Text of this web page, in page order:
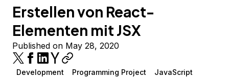
Erstellen von React-
Elementen mit JSX
Published on May 28, 2020
Development Programming Project
JavaScript